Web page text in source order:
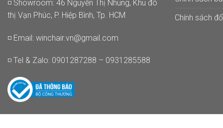
◽ Showroom: 46 Nguyễn Thị Nhung, Khu đô
thị Vạn Phúc, P. Hiệp Bình, Tp. HCM
◽ Email: winchair.vn@gmail.com
◽ Tel & Zalo: 0901287288 – 0931285588
Chính sách